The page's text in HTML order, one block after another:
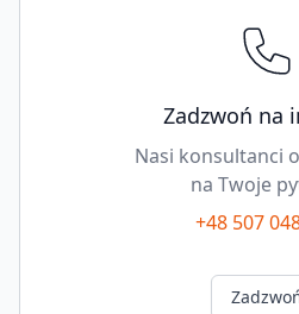
Zadzwoń na
Nasi konsultanci
na Twoje
+48 507